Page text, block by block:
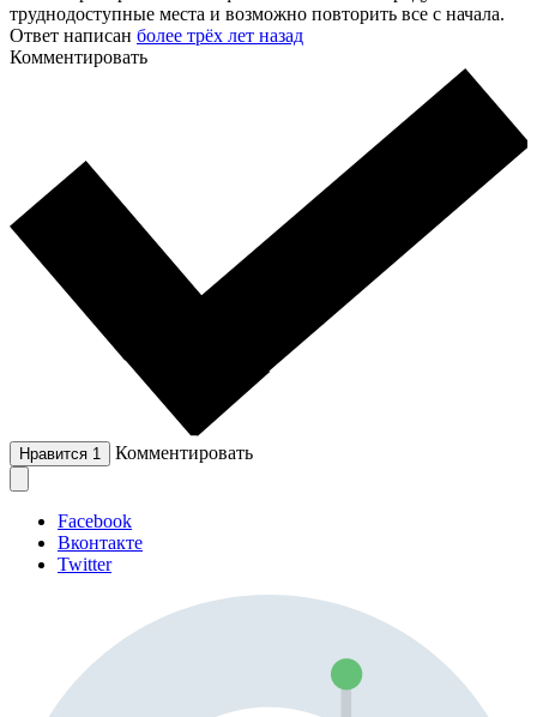
труднодоступные места и возможно повторить все с начала.
Ответ написан более трёх лет назад
Комментировать
Нравится 1 Комментировать
Facebook
Вконтакте
Twitter